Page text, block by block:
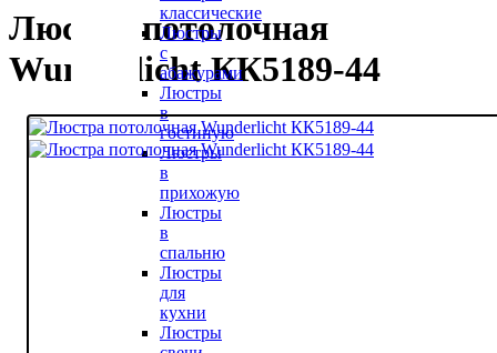
классические
Люстры
с
абажурами
Люстры
в
гостиную
Люстры
в
прихожую
Люстры
в
спальню
Люстры
для
кухни
Люстры
Люстра потолочная
Wunderlicht КК5189-44